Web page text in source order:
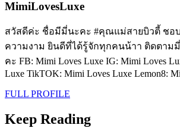
MimiLovesLuxe
สวัสดีค่ะ ชื่อมีมี่นะคะ #คุณแม่สายบิวตี้ ชอ
ความงาม ยินดีที่ได้รู้จักทุกคนน้าา ติดตาม
คะ FB: Mimi Loves Luxe IG: Mimi Loves
Luxe TikTOK: Mimi Loves Luxe Lemon8:
FULL PROFILE
Keep Reading